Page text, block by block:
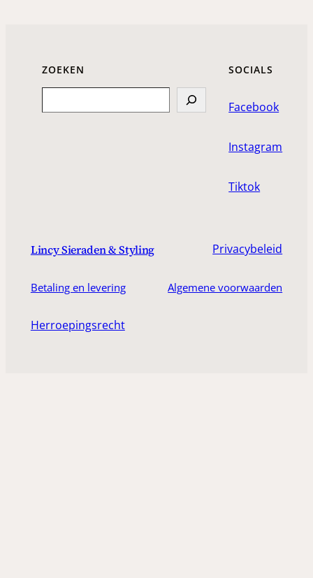
ZOEKEN SOCIALS
Facebook
Instagram
Tiktok
Lincy Sieraden & Styling Privacybeleid
Betaling en levering Algemene voorwaarden
Herroepingsrecht